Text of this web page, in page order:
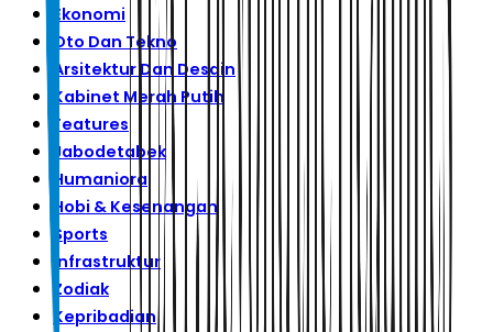
Ekonomi
Oto Dan Tekno
Arsitektur Dan Desain
Kabinet Merah Putih
Features
Jabodetabek
Humaniora
Hobi & Kesenangan
Sports
Infrastruktur
Zodiak
Kepribadian